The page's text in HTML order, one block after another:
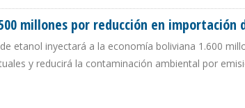
millones por reducción en importación
etanol inyectará a la economía boliviana 1.600
y reducirá la contaminación ambiental por